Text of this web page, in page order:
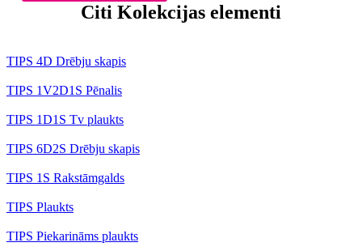
Citi Kolekcijas elementi
TIPS 4D Drēbju skapis
TIPS 1V2D1S Pēnalis
TIPS 1D1S Tv plaukts
TIPS 6D2S Drēbju skapis
TIPS 1S Rakstāmgalds
TIPS Plaukts
TIPS Piekarināms plaukts